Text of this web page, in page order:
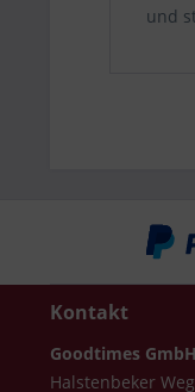
und
Kontakt
Goodtimes GmbH
Halstenbeker